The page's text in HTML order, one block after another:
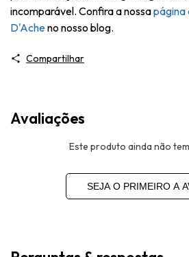
incomparável. Confira a nossapágina
D'Acheno nosso blog.
Compartilhar
Avaliações
Este produto ainda não
SEJA O PRIMEIRO A